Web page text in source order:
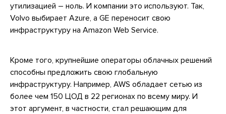
утилизацией – ноль. И компании это используют. Так,
Volvo выбирает Azure, а GE переносит свою
инфраструктуру на Amazon Web Service.
Кроме того, крупнейшие операторы облачных решений
способны предложить свою глобальную
инфраструктуру. Например, AWS обладает сетью из
более чем 150 ЦОД в 22 регионах по всему миру. И
этот аргумент, в частности, стал решающим для